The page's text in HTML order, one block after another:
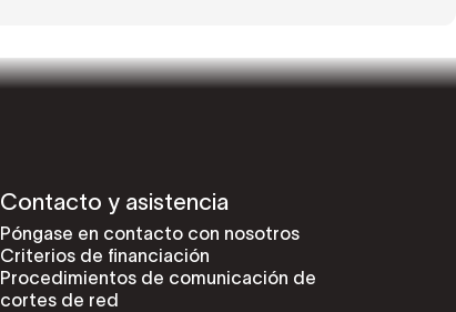
Contacto y asistencia
Póngase en contacto con nosotros
Criterios de financiación
Procedimientos de comunicación de
cortes de red